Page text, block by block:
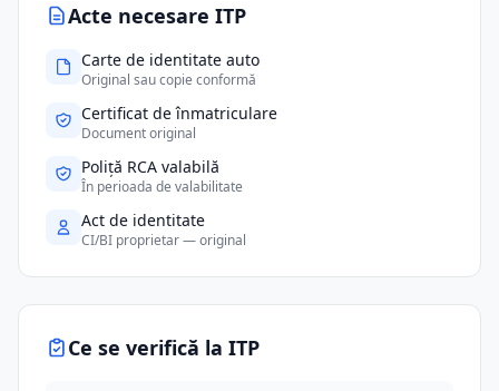
Acte necesare ITP
Carte de identitate auto
Original sau copie conformă
Certificat de înmatriculare
Document original
Poliță RCA valabilă
În perioada de valabilitate
Act de identitate
CI/BI proprietar — original
Ce se verifică la ITP